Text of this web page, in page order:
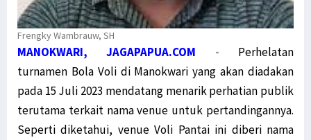
Frengky Wambrauw, SH
MANOKWARI, JAGAPAPUA.COM - Perhelatan
turnamen Bola Voli di Manokwari yang akan diadakan
pada 15 Juli 2023 mendatang menarik perhatian publik
terutama terkait nama venue untuk pertandingannya.
Seperti diketahui, venue Voli Pantai ini diberi nama